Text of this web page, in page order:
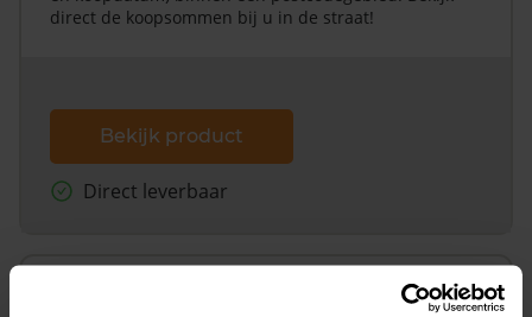
direct de koopsommen bij u in de straat!
Bekijk product
Direct leverbaar
Koopsommenoverzicht (1 jaar gratis